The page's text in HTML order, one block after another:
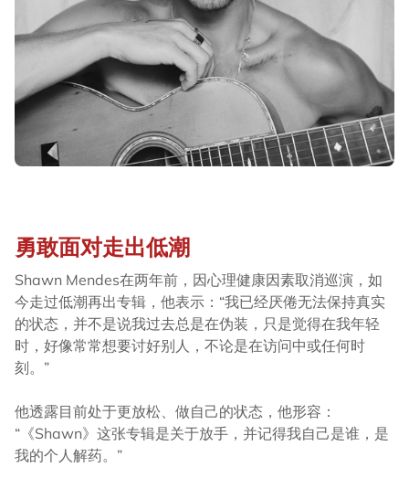
勇敢面对走出低潮
Shawn Mendes在两年前，因心理健康因素取消巡演，如
今走过低潮再出专辑，他表示：“我已经厌倦无法保持真实
的状态，并不是说我过去总是在伪装，只是觉得在我年轻
时，好像常常想要讨好别人，不论是在访问中或任何时
刻。”
他透露目前处于更放松、做自己的状态，他形容：
“《Shawn》这张专辑是关于放手，并记得我自己是谁，是
我的个人解药。”